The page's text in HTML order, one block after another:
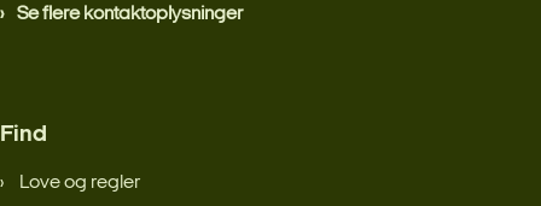
Se flere kontaktoplysninger
Find
Love og regler